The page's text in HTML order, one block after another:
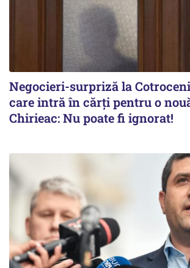
Negocieri-surpriză la
care intră în cărți pentru o
Chirieac: Nu poate fi ignorat!